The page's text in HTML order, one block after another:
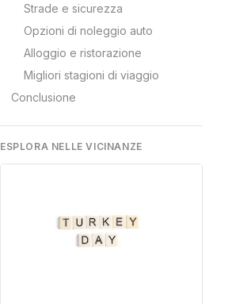
Strade e sicurezza
Opzioni di noleggio auto
Alloggio e ristorazione
Migliori stagioni di viaggio
Conclusione
ESPLORA NELLE VICINANZE